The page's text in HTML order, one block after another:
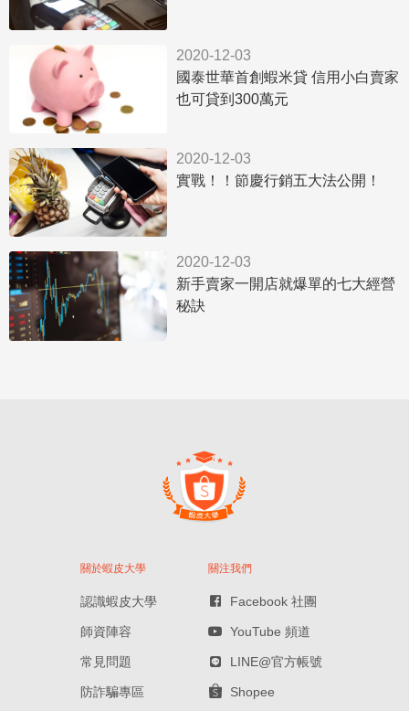
2020-12-03
國泰世華首創蝦米貸 信用小白賣家
也可貸到300萬元
2020-12-03
實戰！！節慶行銷五大法公開！
2020-12-03
新手賣家一開店就爆單的七大經營
秘訣
關於蝦皮大學
認識蝦皮大學
師資陣容
常見問題
防詐騙專區
關注我們
Facebook 社團
YouTube 頻道
LINE@官方帳號
Shopee